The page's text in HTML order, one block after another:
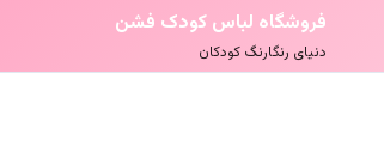
فروشگاه لباس کودک فشن
دنیای رنگارنگ کودکان